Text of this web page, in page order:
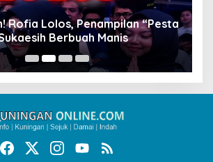
Rofia Lolos, Penampilan “Pesta
Berbuah Manis